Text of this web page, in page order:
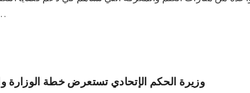
التعليم
وزيرة الحكم الإتحادي تستعرض خطة الوزارة